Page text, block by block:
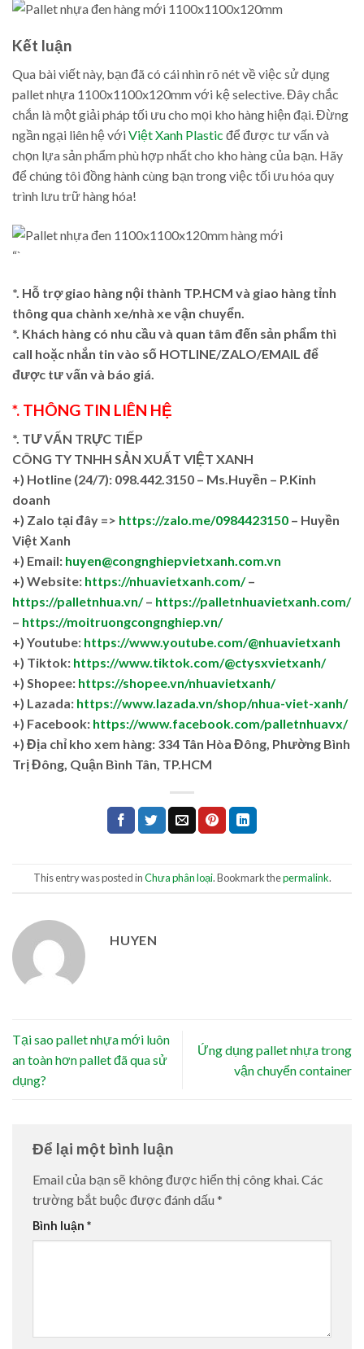
Kết luận
Qua bài viết này, bạn đã có cái nhìn rõ nét về việc sử dụng
pallet nhựa 1100x1100x120mm với kệ selective. Đây chắc
chắn là một giải pháp tối ưu cho mọi kho hàng hiện đại. Đừng
ngần ngại liên hệ vớiViệt Xanh Plastic để được tư vấn và
chọn lựa sản phẩm phù hợp nhất cho kho hàng của bạn. Hãy
để chúng tôi đồng hành cùng bạn trong việc tối ưu hóa quy
trình lưu trữ hàng hóa!
“`
*. Hỗ trợ giao hàng nội thành TP.HCM và giao hàng tỉnh
thông qua chành xe/nhà xe vận chuyển.
*. Khách hàng có nhu cầu và quan tâm đến sản phẩm thì
call hoặc nhắn tin vào số HOTLINE/ZALO/EMAIL để
được tư vấn và báo giá.
*. THÔNG TIN LIÊN HỆ
*. TƯ VẤN TRỰC TIẾP
CÔNG TY TNHH SẢN XUẤT VIỆT XANH
+) Hotline (24/7): 098.442.3150 – Ms.Huyền – P.Kinh
doanh
+) Zalo tại đây => https://zalo.me/0984423150 – Huyền
Việt Xanh
+) Email: huyen@congnghiepvietxanh.com.vn
+) Website: https://nhuavietxanh.com/–
https://palletnhua.vn/– https://palletnhuavietxanh.com/
– https://moitruongcongnghiep.vn/
+) Youtube: https://www.youtube.com/@nhuavietxanh
+) Tiktok: https://www.tiktok.com/@ctysxvietxanh/
+) Shopee: https://shopee.vn/nhuavietxanh/
+) Lazada: https://www.lazada.vn/shop/nhua-viet-xanh/
+) Facebook: https://www.facebook.com/palletnhuavx/
+) Địa chỉ kho xem hàng: 334 Tân Hòa Đông, Phường Bình
Trị Đông, Quận Bình Tân, TP.HCM
This entry was posted inChưa phân loại. Bookmark thepermalink.
HUYEN
Tại sao pallet nhựa mới luôn
an toàn hơn pallet đã qua sử
dụng?
Ứng dụng pallet nhựa trong
vận chuyển container
Để lại một bình luận
Email của bạn sẽ không được hiển thị công khai.Các
trường bắt buộc được đánh dấu *
Bình luận *